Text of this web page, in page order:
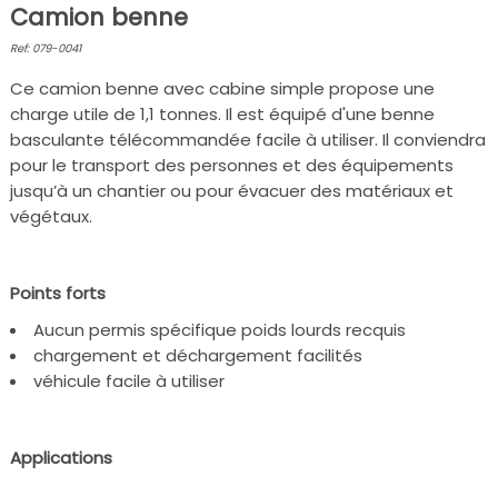
Camion benne
Ref: 079-0041
Ce camion benne avec cabine simple propose une
charge utile de 1,1 tonnes. Il est équipé d'une benne
basculante télécommandée facile à utiliser. Il conviendra
pour le transport des personnes et des équipements
jusqu’à un chantier ou pour évacuer des matériaux et
végétaux.
Points forts
Aucun permis spécifique poids lourds recquis
chargement et déchargement facilités
véhicule facile à utiliser
Applications